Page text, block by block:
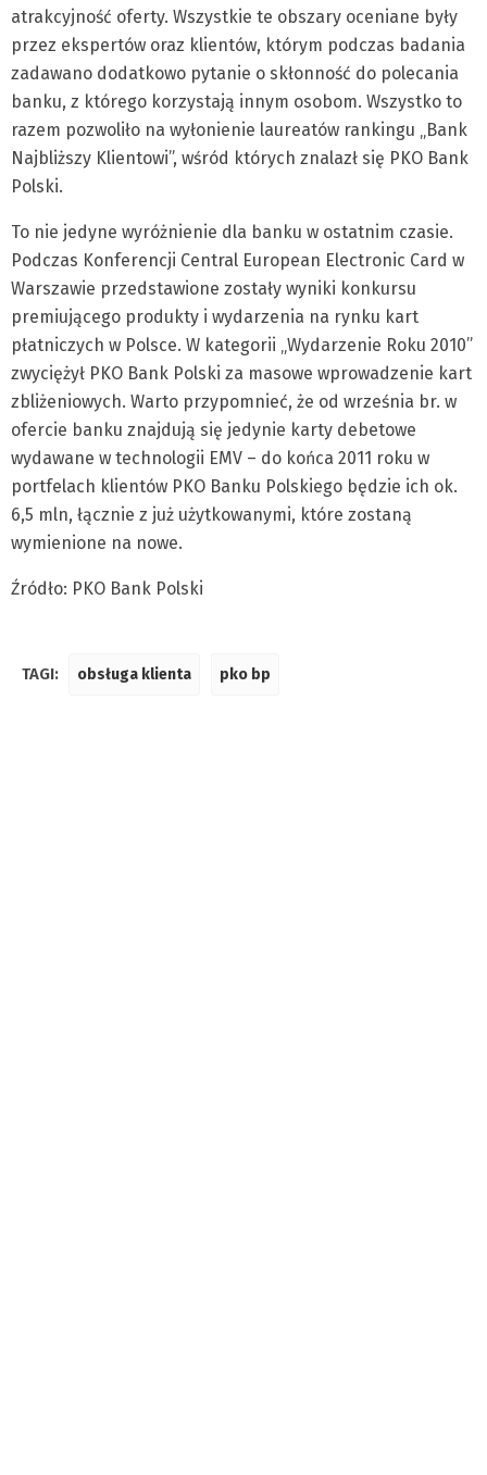
atrakcyjność oferty. Wszystkie te obszary oceniane były
przez ekspertów oraz klientów, którym podczas badania
zadawano dodatkowo pytanie o skłonność do polecania
banku, z którego korzystają innym osobom. Wszystko to
razem pozwoliło na wyłonienie laureatów rankingu „Bank
Najbliższy Klientowi”, wśród których znalazł się PKO Bank
Polski.
To nie jedyne wyróżnienie dla banku w ostatnim czasie.
Podczas Konferencji Central European Electronic Card w
Warszawie przedstawione zostały wyniki konkursu
premiującego produkty i wydarzenia na rynku kart
płatniczych w Polsce. W kategorii „Wydarzenie Roku 2010”
zwyciężył PKO Bank Polski za masowe wprowadzenie kart
zbliżeniowych. Warto przypomnieć, że od września br. w
ofercie banku znajdują się jedynie karty debetowe
wydawane w technologii EMV – do końca 2011 roku w
portfelach klientów PKO Banku Polskiego będzie ich ok.
6,5 mln, łącznie z już użytkowanymi, które zostaną
wymienione na nowe.
Źródło: PKO Bank Polski
TAGI: obsługa klienta pko bp